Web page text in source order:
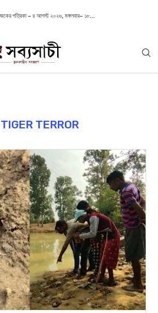
পত্রিকা – ৪ আগস্ট ২০২৬, মঙ্গলবার– ১৮...
TIGER TERROR